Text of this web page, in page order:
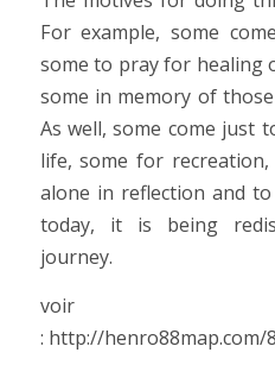
For example, some
some to pray for healing
some in memory of
As well, some come just
life, some for
alone in reflection and
today, it is being
journey.
voir
: http://henro88map.com/